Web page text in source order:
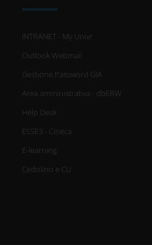
INTRANET - My Univr
Outlook Webmail
Gestione Password GIA
Area amministrativa - dbERW
Help Desk
ESSE3 - Cineca
E-learning
Cedolino e CU